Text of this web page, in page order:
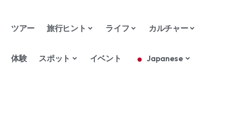
ツアー 旅行ヒント ライフ カルチャー
体験 スポット イベント Japanese